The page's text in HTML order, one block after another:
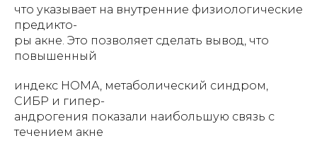
что указывает на внутренние физиологические
предикто-
ры акне. Это позволяет сделать вывод, что
повышенный
индекс НОМА, метаболический синдром,
СИБР и гипер-
андрогения показали наибольшую связь с
течением акне